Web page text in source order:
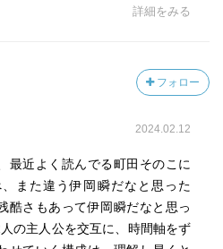
詳細をみる
フォロー
2024.02.12
最近よく読んでる町田そのこに
また違う伊岡瞬だなと思った
酷さもあって伊岡瞬だなと思っ
の主人公を交互に、時間軸をず